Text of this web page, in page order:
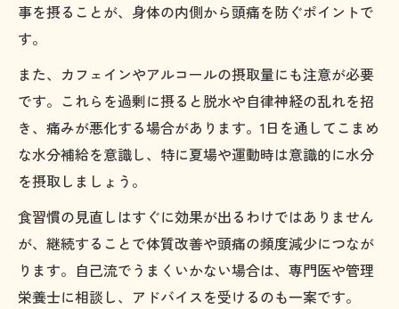
事を摂ることが、身体の内側から頭痛を防ぐポイントで
す。
また、カフェインやアルコールの摂取量にも注意が必要
です。これらを過剰に摂ると脱水や自律神経の乱れを招
き、痛みが悪化する場合があります。1日を通してこまめ
な水分補給を意識し、特に夏場や運動時は意識的に水分
を摂取しましょう。
食習慣の見直しはすぐに効果が出るわけではありません
が、継続することで体質改善や頭痛の頻度減少につなが
ります。自己流でうまくいかない場合は、専門医や管理
栄養士に相談し、アドバイスを受けるのも一案です。